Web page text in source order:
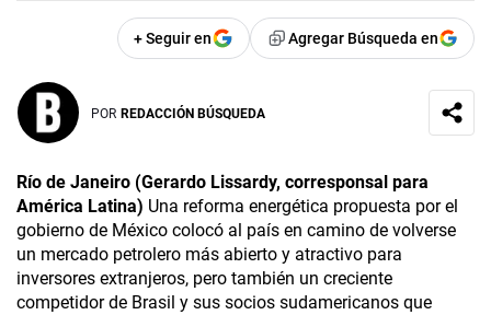
+ Seguir en Agregar Búsqueda en
POR REDACCIÓN BÚSQUEDA
Río de Janeiro (Gerardo Lissardy, corresponsal para
América Latina) Una reforma energética propuesta por el
gobierno de México colocó al país en camino de volverse
un mercado petrolero más abierto y atractivo para
inversores extranjeros, pero también un creciente
competidor de Brasil y sus socios sudamericanos que